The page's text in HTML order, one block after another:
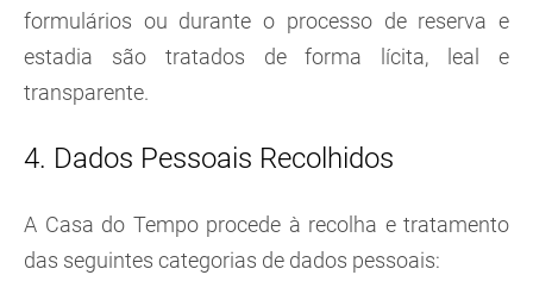
formulários ou durante o processo de reserva e
estadia são tratados de forma lícita, leal e
transparente.
4. Dados Pessoais Recolhidos
A Casa do Tempo procede à recolha e tratamento
das seguintes categorias de dados pessoais: